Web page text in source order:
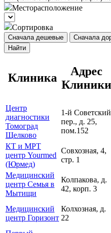
Месторасположение
Сортировка
Сначала дешевые
Сначала
Найти
Клиника
Адрес
Клиники
Центр
диагностики
Томоград
Щелково
1-й Советский
пер., д. 25,
пом.152
КТ и МРТ
центр Yourmed
(Юрмед)
Совхозная, 4,
стр. 1
Медицинский
центр Семья в
Мытищи
Колпакова, д.
42, корп. 3
Медицинский
центр Горизонт
Колхозная, д.
22